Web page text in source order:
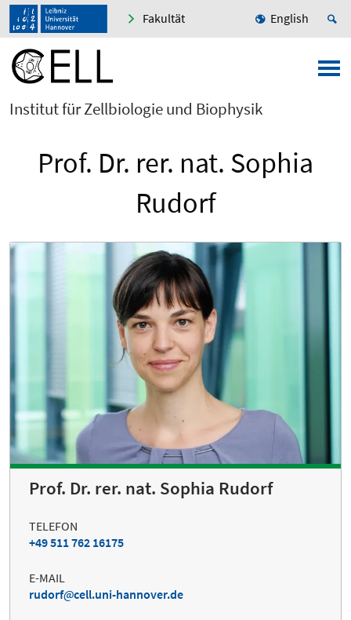
Fakultät English
Institut für Zellbiologie und Biophysik
Prof. Dr. rer. nat. Sophia
Rudorf
Prof. Dr. rer. nat. Sophia Rudorf
TELEFON
+49 511 762 16175
E-MAIL
rudorf
cell.uni-hannover.de